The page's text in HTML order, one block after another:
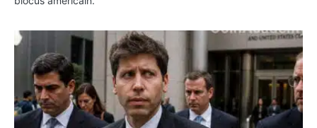
OpenAI demande le rejet de la plainte d’Apple et